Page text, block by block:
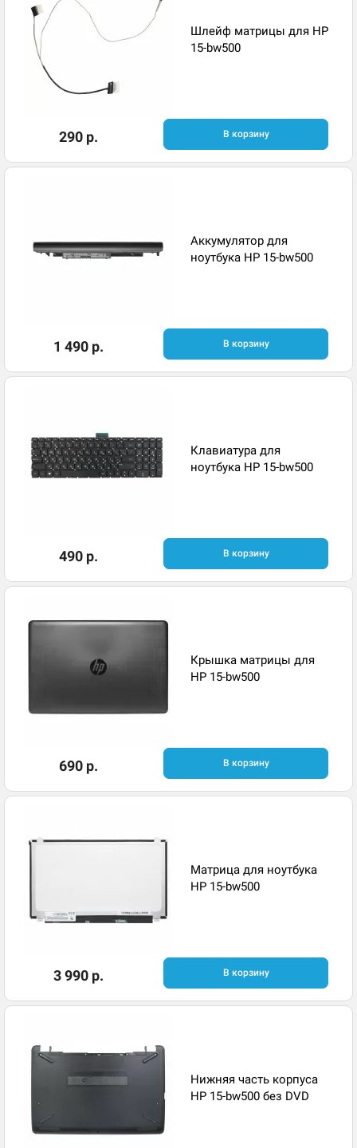
Шлейф матрицы для HP
15-bw500
290 р. В корзину
Аккумулятор для
ноутбука HP 15-bw500
1 490 р. В корзину
Клавиатура для
ноутбука HP 15-bw500
490 р. В корзину
Крышка матрицы для
HP 15-bw500
690 р. В корзину
Матрица для ноутбука
HP 15-bw500
3 990 р. В корзину
Нижняя часть корпуса
HP 15-bw500 без DVD